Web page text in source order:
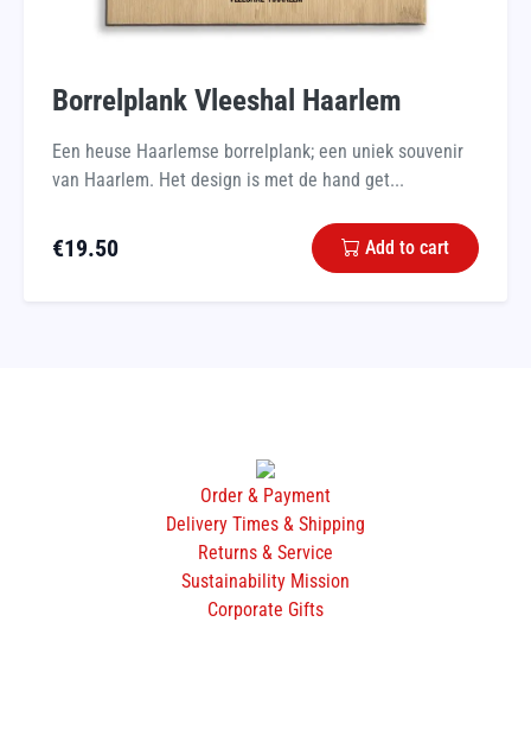
Borrelplank Vleeshal Haarlem
Een heuse Haarlemse borrelplank; een uniek souvenir
van Haarlem. Het design is met de hand get...
€19.50 Add to cart
Order & Payment
Delivery Times & Shipping
Returns & Service
Sustainability Mission
Corporate Gifts